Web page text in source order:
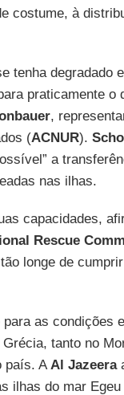
costume, à
tenha degradado
praticamente o
,
(ACNUR).
a
nas ilhas.
capacidades,
Rescue
longe de
as condições
tanto no
país. AAl Jazeera
ilhas do mar